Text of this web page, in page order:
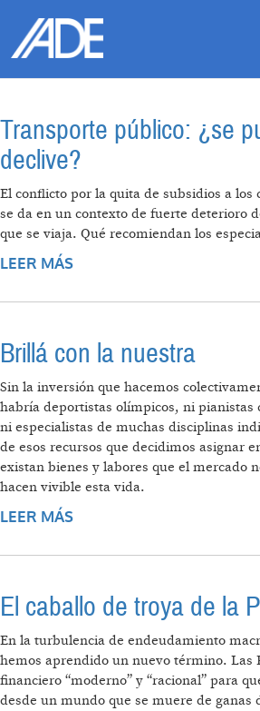
Transporte público: ¿se
declive?
El conflicto por la quita de subsidios a los
se da en un contexto de fuerte deterioro
que se viaja. Qué recomiendan los
LEER MÁS
Brillá con la nuestra
Sin la inversión que hacemos
habría deportistas olímpicos, ni pianistas
ni especialistas de muchas disciplinas
de esos recursos que decidimos asignar
existan bienes y labores que el mercado
hacen vivible esta vida.
LEER MÁS
El caballo de troya de la
En la turbulencia de endeudamiento
hemos aprendido un nuevo término. Las
financiero “moderno” y “racional” para
desde un mundo que se muere de ganas